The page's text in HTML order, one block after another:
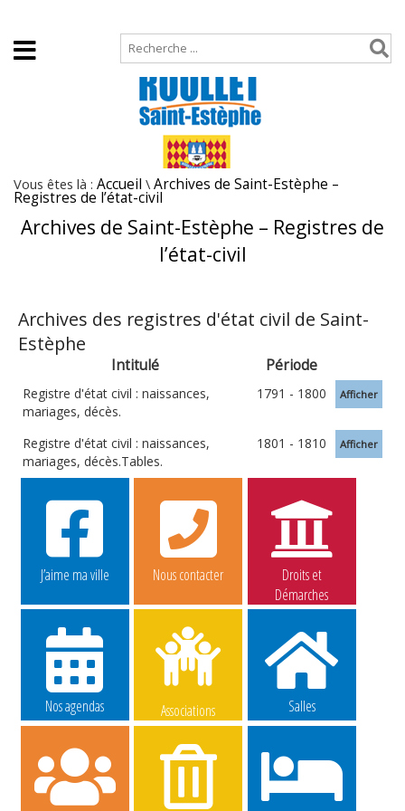
Vous êtes là : Accueil \ Archives de Saint-Estèphe –
Registres de l’état-civil
Archives de Saint-Estèphe – Registres de
l’état-civil
Archives des registres d'état civil de Saint-
Estèphe
Intitulé Période
Registre d'état civil : naissances,
mariages, décès.
1791 - 1800 Afficher
Registre d'état civil : naissances,
mariages, décès.Tables.
1801 - 1810 Afficher
J’aime ma ville Nous contacter
Droits et
Démarches
Nos agendas Associations Salles